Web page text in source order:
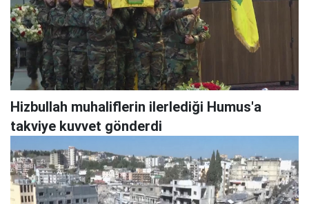
Hizbullah muhaliflerin ilerlediği Humus'a
takviye kuvvet gönderdi